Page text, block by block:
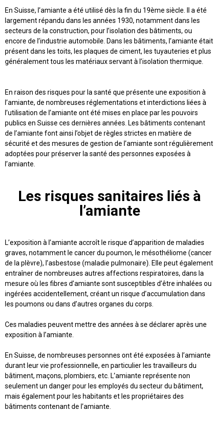
En Suisse, l’amiante a été utilisé dès la fin du 19ème siècle. Il a été
largement répandu dans les années 1930, notamment dans les
secteurs de la construction, pour l’isolation des bâtiments, ou
encore de l’industrie automobile. Dans les bâtiments, l’amiante était
présent dans les toits, les plaques de ciment, les tuyauteries et plus
généralement tous les matériaux servant à l’isolation thermique.
En raison des risques pour la santé que présente une exposition à
l’amiante, de nombreuses réglementations et interdictions liées à
l’utilisation de l’amiante ont été mises en place par les pouvoirs
publics en Suisse ces dernières années. Les bâtiments contenant
de l’amiante font ainsi l’objet de règles strictes en matière de
sécurité et des mesures de gestion de l’amiante sont régulièrement
adoptées pour préserver la santé des personnes exposées à
l’amiante.
Les risques sanitaires liés à
l’amiante
L’exposition à l’amiante accroît le risque d’apparition de maladies
graves, notamment le cancer du poumon, le mésothéliome (cancer
de la plèvre), l’asbestose (maladie pulmonaire). Elle peut également
entraîner de nombreuses autres affections respiratoires, dans la
mesure où les fibres d’amiante sont susceptibles d’être inhalées ou
ingérées accidentellement, créant un risque d’accumulation dans
les poumons ou dans d’autres organes du corps.
Ces maladies peuvent mettre des années à se déclarer après une
exposition à l’amiante.
En Suisse, de nombreuses personnes ont été exposées à l’amiante
durant leur vie professionnelle, en particulier les travailleurs du
bâtiment, maçons, plombiers, etc. L’amiante représente non
seulement un danger pour les employés du secteur du bâtiment,
mais également pour les habitants et les propriétaires des
bâtiments contenant de l’amiante.